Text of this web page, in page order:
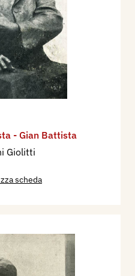
- Gian Battista
Giolitti
scheda